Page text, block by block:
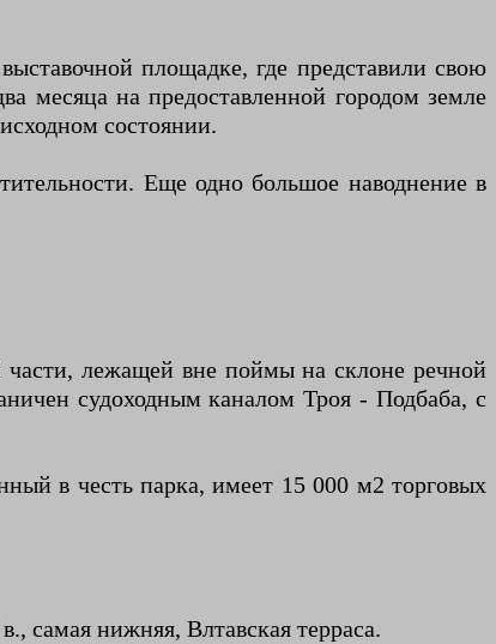
площадке, где представили свою
месяца на предоставленной городом земле
состоянии.
Еще одно большое наводнение в
лежащей вне поймы на склоне речной
судоходным каналом Троя - Подбаба, с
в честь парка, имеет 15 000 м2 торговых
самая нижняя, Влтавская терраса.